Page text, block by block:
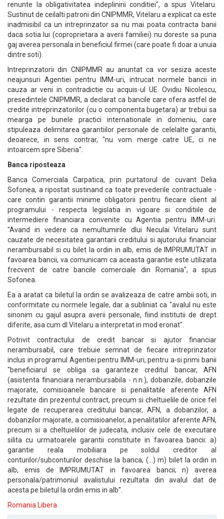
renunte la obligativitatea indeplinirii conditiei", a spus Vitelaru.
Sustinut de ceilalti patroni din CNIPMMR, Vitelaru a explicat ca este
inadmisibil ca un intreprinzator sa nu mai poata contracta banii
daca sotia lui (coproprietara a averii familiei) nu doreste sa puna
gaj averea personala in beneficiul firmei (care poate fi doar a unuia
dintre soti).
Intreprinzatorii din CNIPMMR au anuntat ca vor sesiza aceste
neajunsuri Agentiei pentru IMM-uri, intrucat normele bancii in
cauza ar veni in contradictie cu acquis-ul UE. Ovidiu Nicolescu,
presedintele CNIPMMR, a declarat ca bancile care ofera astfel de
credite intreprinzatorilor (cu o componenta bugetara) ar trebui sa
mearga pe bunele practici internationale in domeniu, care
stipuleaza delimitarea garantiilor personale de celelalte garantii,
deoarece, in sens contrar, "nu vom merge catre UE, ci ne
intoarcem spre Siberia".
Banca riposteaza
Banca Comerciala Carpatica, prin purtatorul de cuvant Delia
Sofonea, a ripostat sustinand ca toate prevederile contractuale -
care contin garantii minime obligatorii pentru fiecare client al
programului - respecta legislatia in vigoare si conditiile de
intermediere financiara convenite cu Agentia pentru IMM-uri.
"Avand in vedere ca nemultumirile dlui Neculai Vitelaru sunt
cauzate de necesitatea garantarii creditului si ajutorului financiar
nerambursabil si cu bilet la ordin in alb, emis de IMPRUMUTAT in
favoarea bancii, va comunicam ca aceasta garantie este utilizata
frecvent de catre bancile comerciale din Romania", a spus
Sofonea.
Ea a aratat ca biletul la ordin se avalizeaza de catre ambii soti, in
conformitate cu normele legale, dar a subliniat ca "avalul nu este
sinonim cu gajul asupra averii personale, fiind institutii de drept
diferite, asa cum dl Vitelaru a interpretat in mod eronat".
Potrivit contractului de credit bancar si ajutor financiar
nerambursabil, care trebuie semnat de fiecare intreprinzator
inclus in programul Agentiei pentru IMM-uri, pentru a-si primi banii
"beneficiarul se obliga sa garanteze creditul bancar, AFN
(asistenta financiara nerambursabila - n.n.), dobanzile, dobanzile
majorate, comisioanele bancare si penalitatile aferente AFN
rezultate din prezentul contract, precum si cheltuielile de orice fel
legate de recuperarea creditului bancar, AFN, a dobanzilor, a
dobanzilor majorate, a comisioanelor, a penalitatilor aferente AFN,
precum si a cheltuielilor de judecata, inclusiv cele de executare
silita cu urmatoarele garantii constituite in favoarea bancii: a)
garantie reala mobiliara pe soldul creditor al
conturilor/subconturilor deschise la banca; (...) m) bilet la ordin in
alb, emis de IMPRUMUTAT in favoarea bancii; n) averea
personala/patrimoniul avalistului rezultata din avalul dat de
acesta pe biletul la ordin emis in alb".
Romania Libera